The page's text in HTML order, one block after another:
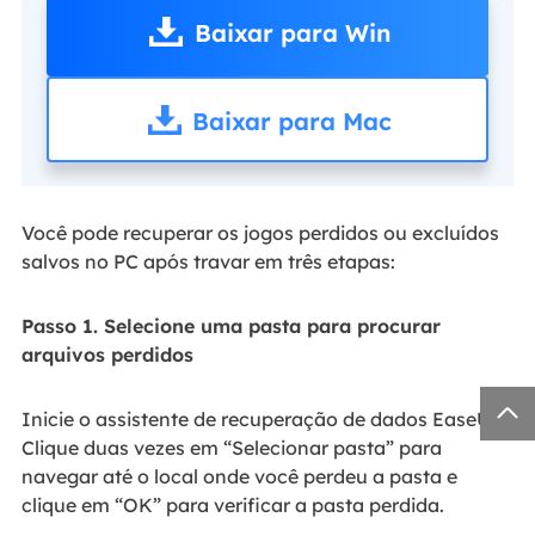
Baixar para Win
Baixar para Mac
Você pode recuperar os jogos perdidos ou excluídos
salvos no PC após travar em três etapas:
Passo 1. Selecione uma pasta para procurar
arquivos perdidos
Inicie o assistente de recuperação de dados EaseUS.
Clique duas vezes em “Selecionar pasta” para
navegar até o local onde você perdeu a pasta e
clique em “OK” para verificar a pasta perdida.
